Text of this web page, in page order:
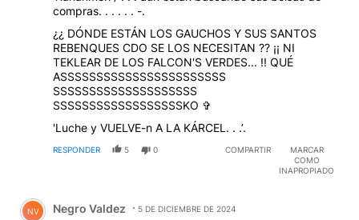
compras. . . . . . -.
¿¿ DÓNDE ESTÁN LOS GAUCHOS Y SUS SANTOS
REBENQUES CDO SE LOS NECESITAN ?? ¡¡ NI
TEKLEAR DE LOS FALCON'S VERDES... !! QUÉ
ASSSSSSSSSSSSSSSSSSSSSSS
SSSSSSSSSSSSSSSSSSSS
SSSSSSSSSSSSSSSSSSKO ✞
'Luche y VUELVE-n A LA KÁRCEL. . .’.
RESPONDER 5 0 COMPARTIR
MARCAR
COMO
INAPROPIADO
Comentario de Negro Valdez.
NV Negro Valdez 5 DE DICIEMBRE DE 2024